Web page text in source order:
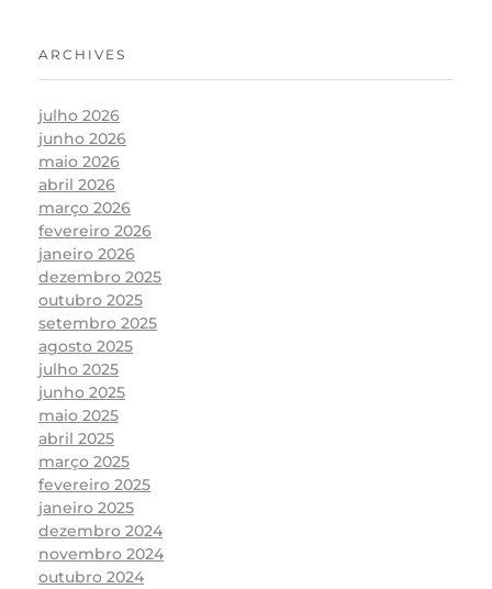
ARCHIVES
julho 2026
junho 2026
maio 2026
abril 2026
março 2026
fevereiro 2026
janeiro 2026
dezembro 2025
outubro 2025
setembro 2025
agosto 2025
julho 2025
junho 2025
maio 2025
abril 2025
março 2025
fevereiro 2025
janeiro 2025
dezembro 2024
novembro 2024
outubro 2024